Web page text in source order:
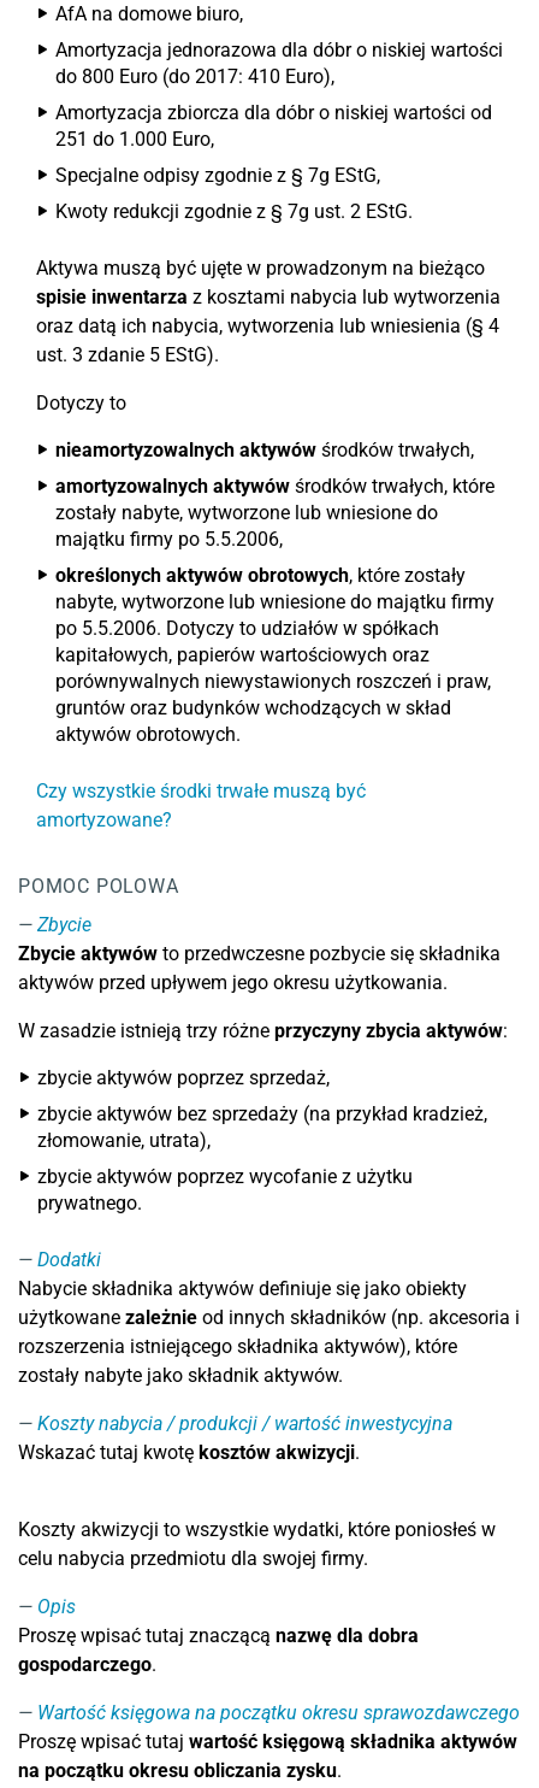
AfA na domowe biuro,
Amortyzacja jednorazowa dla dóbr o niskiej wartości
do 800 Euro (do 2017: 410 Euro),
Amortyzacja zbiorcza dla dóbr o niskiej wartości od
251 do 1.000 Euro,
Specjalne odpisy zgodnie z § 7g EStG,
Kwoty redukcji zgodnie z § 7g ust. 2 EStG.
Aktywa muszą być ujęte w prowadzonym na bieżąco
spisie inwentarza z kosztami nabycia lub wytworzenia
oraz datą ich nabycia, wytworzenia lub wniesienia (§ 4
ust. 3 zdanie 5 EStG).
Dotyczy to
nieamortyzowalnych aktywów środków trwałych,
amortyzowalnych aktywów środków trwałych, które
zostały nabyte, wytworzone lub wniesione do
majątku firmy po 5.5.2006,
określonych aktywów obrotowych, które zostały
nabyte, wytworzone lub wniesione do majątku firmy
po 5.5.2006. Dotyczy to udziałów w spółkach
kapitałowych, papierów wartościowych oraz
porównywalnych niewystawionych roszczeń i praw,
gruntów oraz budynków wchodzących w skład
aktywów obrotowych.
Czy wszystkie środki trwałe muszą być
amortyzowane?
POMOC POLOWA
Zbycie
Zbycie aktywów to przedwczesne pozbycie się składnika
aktywów przed upływem jego okresu użytkowania.
W zasadzie istnieją trzy różne przyczyny zbycia aktywów:
zbycie aktywów poprzez sprzedaż,
zbycie aktywów bez sprzedaży (na przykład kradzież,
złomowanie, utrata),
zbycie aktywów poprzez wycofanie z użytku
prywatnego.
Dodatki
Nabycie składnika aktywów definiuje się jako obiekty
użytkowane zależnie od innych składników (np. akcesoria i
rozszerzenia istniejącego składnika aktywów), które
zostały nabyte jako składnik aktywów.
Koszty nabycia / produkcji / wartość inwestycyjna
Wskazać tutaj kwotę kosztów akwizycji.
Koszty akwizycji to wszystkie wydatki, które poniosłeś w
celu nabycia przedmiotu dla swojej firmy.
Opis
Proszę wpisać tutaj znaczącą nazwę dla dobra
gospodarczego.
Wartość księgowa na początku okresu sprawozdawczego
Proszę wpisać tutaj wartość księgową składnika aktywów
na początku okresu obliczania zysku.